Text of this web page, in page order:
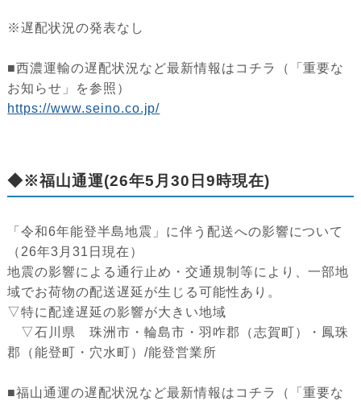
※遅配状況の発表なし
■西濃運輸の遅配状況など最新情報はコチラ（「重要な
お知らせ」を参照）
https://www.seino.co.jp/
◆※福山通運(26年5月30日9時現在)
「令和6年能登半島地震」に伴う配送への影響について
（26年3月31日現在）
地震の影響による通行止め・交通規制等により、一部地
域でお荷物の配送遅延が生じる可能性あり。
▽特に配達遅延の影響が大きい地域
▽石川県 珠洲市・輪島市・羽咋郡（志賀町）・鳳珠
郡（能登町・穴水町）/能登営業所
■福山通運の遅配状況など最新情報はコチラ（「重要な